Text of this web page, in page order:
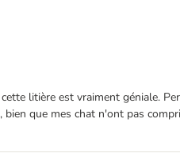
litière est vraiment géniale.
que mes chat n'ont pas